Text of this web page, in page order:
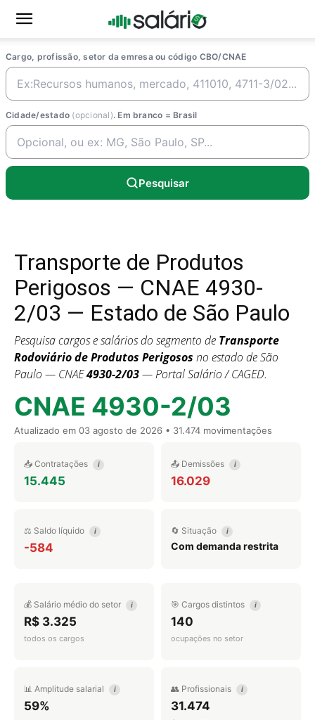
Cargo, profissão, setor da emresa ou código CBO/CNAE
Cidade/estado (opcional). Em branco = Brasil
Pesquisar
Transporte de Produtos
Perigosos — CNAE 4930-
2/03 — Estado de São Paulo
Pesquisa cargos e salários do segmento de Transporte
Rodoviário de Produtos Perigosos no estado de São
Paulo — CNAE4930-2/03— Portal Salário / CAGED.
CNAE 4930-2/03
Atualizado em 03 agosto de 2026 • 31.474 movimentações
📥 Contratações i
15.445
📤 Demissões i
16.029
⚖️ Saldo líquido i
-584
🔄 Situação i
Com demanda restrita
💰 Salário médio do setor i
R$ 3.325
todos os cargos
🎯 Cargos distintos i
140
ocupações no setor
📊 Amplitude salarial i
59%
👥 Profissionais i
31.474